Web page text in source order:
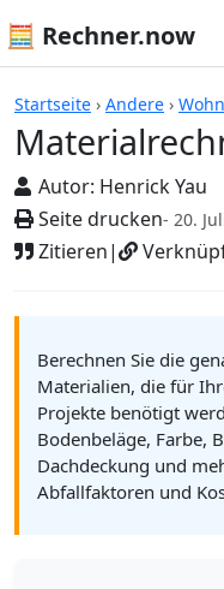
🧮 Rechner.now
Startseite › Andere ›
Autor: Henrick Yau
Seite drucken- 20.
Zitieren|
Rechner
Berechnen Sie die
Materialien, die für
Projekte benötigt
Bodenbeläge, Farbe,
Dachdeckung und
Abfallfaktoren und